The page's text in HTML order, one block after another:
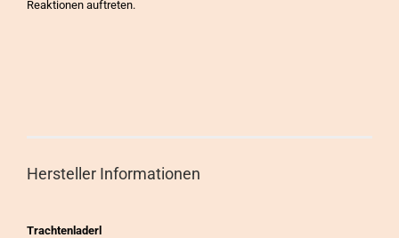
Reaktionen auftreten.
Hersteller Informationen
Trachtenladerl